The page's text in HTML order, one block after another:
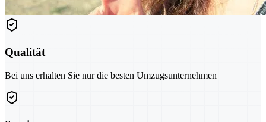
Qualität
Bei uns erhalten Sie nur die besten Umzugsunternehmen